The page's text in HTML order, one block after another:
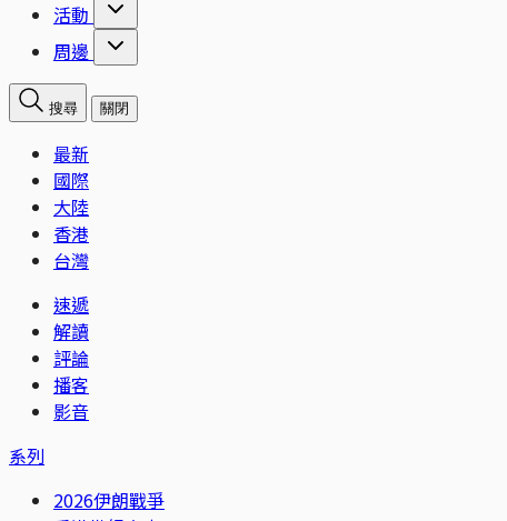
活動
周邊
搜尋 關閉
最新
國際
大陸
香港
台灣
速遞
解讀
評論
播客
影音
系列
2026伊朗戰爭